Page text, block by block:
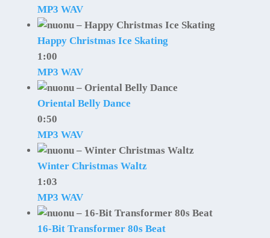
MP3 WAV
Happy Christmas Ice Skating
1:00
MP3 WAV
Oriental Belly Dance
0:50
MP3 WAV
Winter Christmas Waltz
1:03
MP3 WAV
16-Bit Transformer 80s Beat